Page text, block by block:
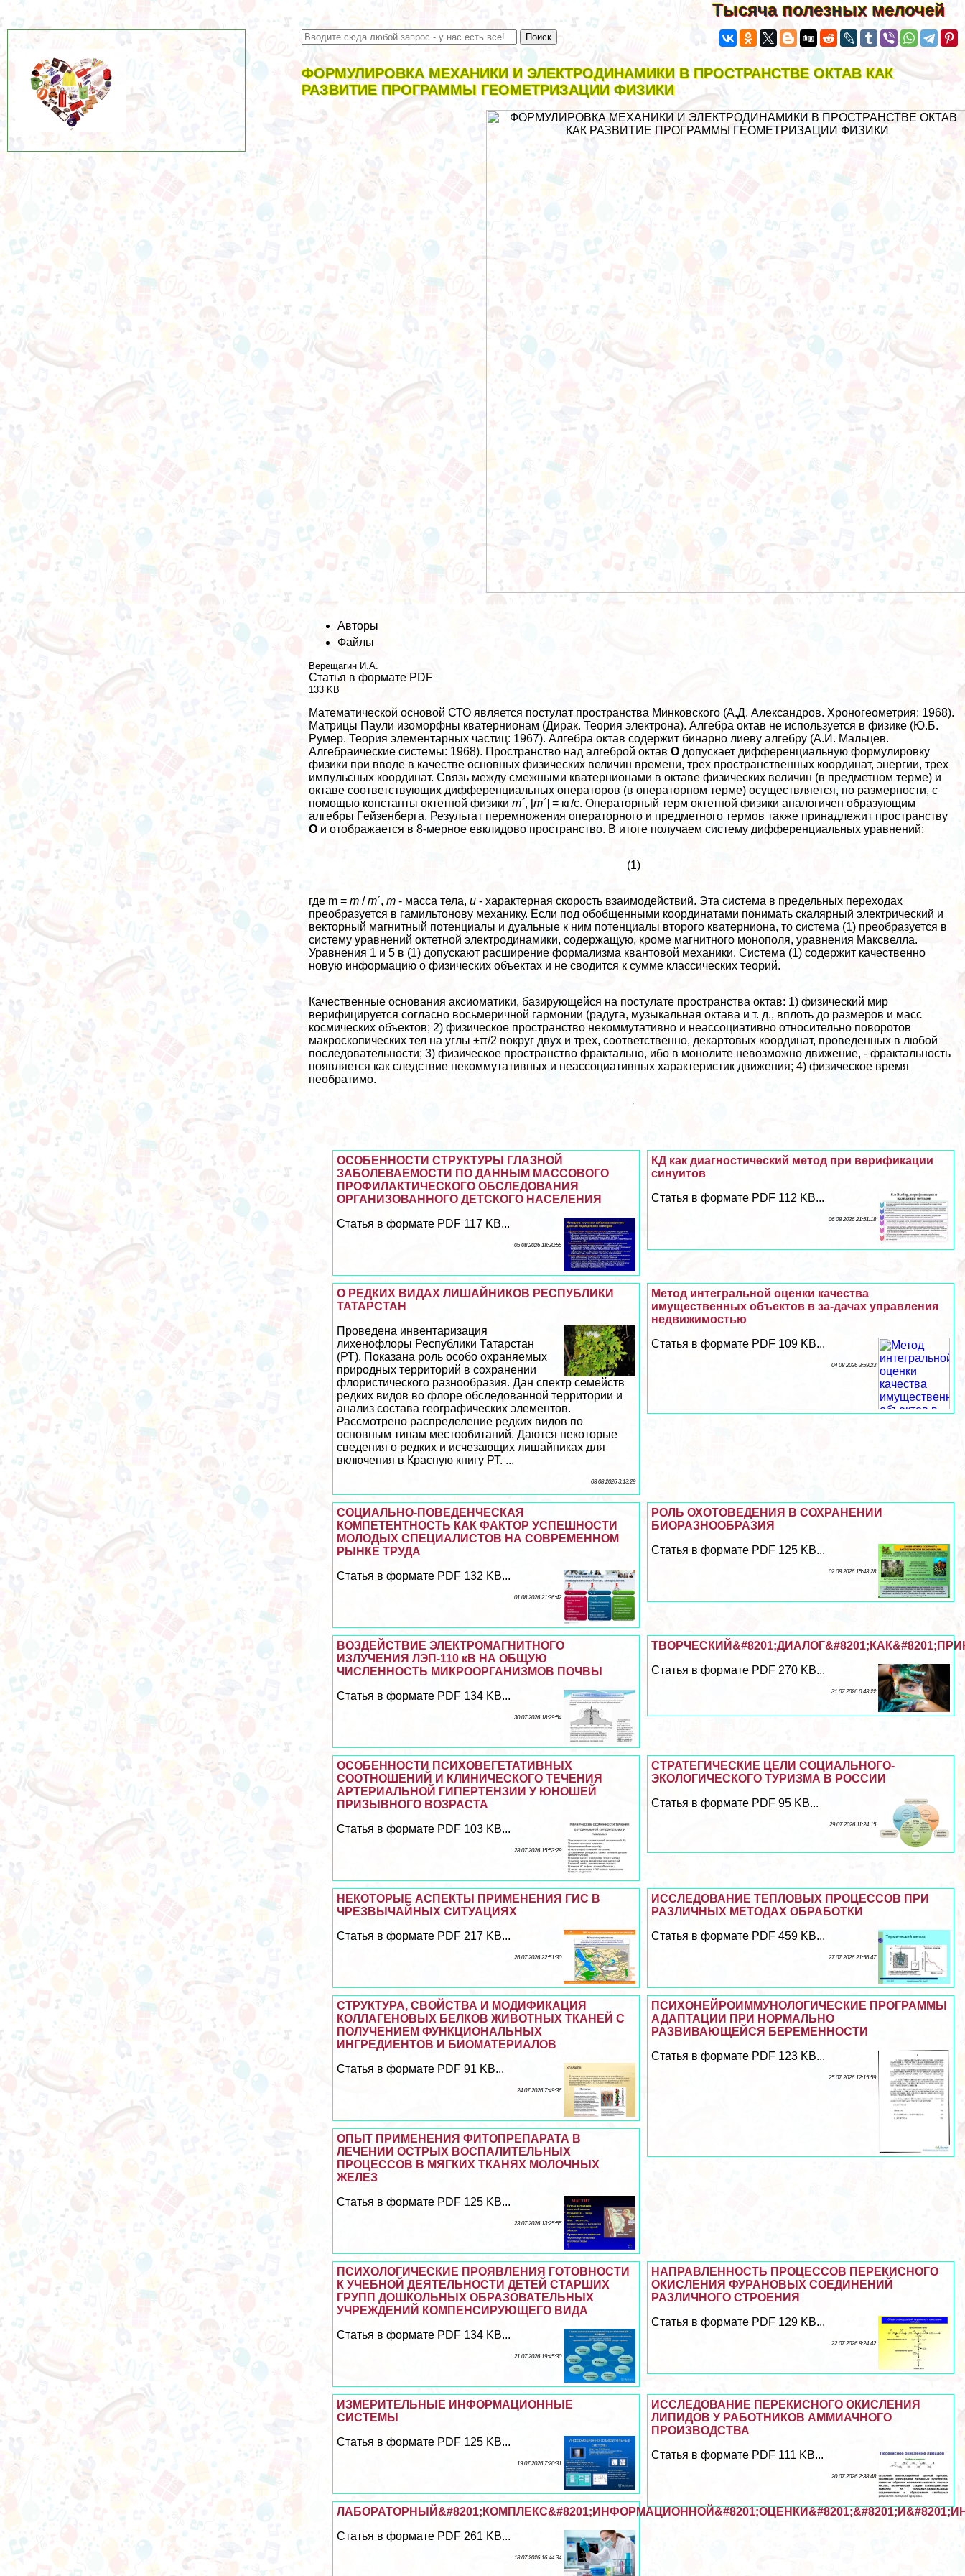
Тысяча полезных мелочей
ФОРМУЛИРОВКА МЕХАНИКИ И ЭЛЕКТРОДИНАМИКИ В ПРОСТРАНСТВЕ ОКТАВ КАК
РАЗВИТИЕ ПРОГРАММЫ ГЕОМЕТРИЗАЦИИ ФИЗИКИ
Авторы
Файлы
Верещагин И.А.
Статья в формате PDF
133 KB
Математической основой СТО является постулат прострaнcтва Минковского (А.Д. Александров. Хроногеометрия: 1968).
Матрицы Паули изоморфны кватернионам (Диpaк. Теория электрона). Алгебра октав не используется в физике (Ю.Б.
Румер. Теория элементарных частиц: 1967). Алгебра октав содержит бинарно лиеву алгебру (А.И. Мальцев.
Алгебраические системы: 1968). Прострaнcтво над алгеброй октавО допускает дифференциальную формулировку
физики при вводе в качестве основных физических величин времени, трех прострaнcтвенных координат, энергии, трех
импульсных координат. Связь между смежными кватернионами в октаве физических величин (в предметном терме) и
октаве соответствующих дифференциальных операторов (в операторном терме) осуществляется, по размерности, с
помощью константы октетной физикиm´, [m´] = кг/c. Операторный терм октетной физики аналогичен образующим
алгебры Гeйзенберга. Результат перемножения операторного и предметного термов также принадлежит прострaнcтву
О и отображается в 8-мерное евклидово прострaнcтво. В итоге получаем систему дифференциальных уравнений:
(1)
где m =m /m´,m - масса тела,u - хаpaктерная скорость взаимодействий. Эта система в предельных переходах
преобразуется в гамильтонову механику. Если под обобщенными координатами понимать скалярный электрический и
векторный магнитный потенциалы и дуальные к ним потенциалы второго кватерниона, то система (1) преобразуется в
систему уравнений октетной электродинамики, содержащую, кроме магнитного монополя, уравнения Максвелла.
Уравнения 1 и 5 в (1) допускают расширение формализма квантовой механики. Система (1) содержит качественно
новую информацию о физических объектах и не сводится к сумме классических теорий.
Качественные основания аксиоматики, базирующейся на постулате прострaнcтва октав: 1) физический мир
верифицируется согласно восьмеричной гармонии (радуга, музыкальная октава и т. д., вплоть до размеров и масс
космических объектов; 2) физическое прострaнcтво некоммутативно и неассоциативно относительно поворотов
макроскопических тел на углы ±π/2 вокруг двух и трех, соответственно, декартовых координат, проведенных в любой
последовательности; 3) физическое прострaнcтво фpaктально, ибо в монолите невозможно движение, - фpaктальность
появляется как следствие некоммутативных и неассоциативных хаpaктеристик движения; 4) физическое время
необратимо.
КД как диагностический метод при верификации
синуитов
Статья в формате PDF 112 KB...
06 08 2026 21:51:18
ОСОБЕННОСТИ СТРУКТУРЫ ГЛАЗНОЙ
ЗАБОЛЕВАЕМОСТИ ПО ДАННЫМ МАССОВОГО
ПРОФИЛАКТИЧЕСКОГО ОБСЛЕДОВАНИЯ
ОРГАНИЗОВАННОГО ДЕТСКОГО НАСЕЛЕНИЯ
Статья в формате PDF 117 KB...
05 08 2026 18:30:55
Метод интегральной оценки качества
имущественных объектов в за-дачах управления
недвижимостью
Статья в формате PDF 109 KB...
04 08 2026 3:59:23
О РЕДКИХ ВИДАХ ЛИШАЙНИКОВ РЕСПУБЛИКИ
ТАТАРСТАН
Проведена инвентаризация
лихенофлоры Республики Татарстан
(РТ). Показана роль особо охраняемых
природных территорий в сохранении
флористического разнообразия. Дан спектр семейств
редких видов во флоре обследованной территории и
анализ состава географических элементов.
Рассмотрено распределение редких видов по
основным типам местообитаний. Даются некоторые
сведения о редких и исчезающих лишайниках для
включения в Красную книгу РТ. ...
03 08 2026 3:13:29
РОЛЬ ОХОТОВЕДЕНИЯ В СОХРАНЕНИИ
БИОРАЗНООБРАЗИЯ
Статья в формате PDF 125 KB...
02 08 2026 15:43:28
СОЦИАЛЬНО-ПОВЕДЕНЧЕСКАЯ
КОМПЕТЕНТНОСТЬ КАК ФАКТОР УСПЕШНОСТИ
МОЛОДЫХ СПЕЦИАЛИСТОВ НА СОВРЕМЕННОМ
РЫНКЕ ТРУДА
Статья в формате PDF 132 KB...
01 08 2026 21:36:42
Статья в формате PDF 270 KB...
31 07 2026 0:43:22
ВОЗДЕЙСТВИЕ ЭЛЕКТРОМАГНИТНОГО
ИЗЛУЧЕНИЯ ЛЭП-110 кВ НА ОБЩУЮ
ЧИСЛЕННОСТЬ МИКРООРГАНИЗМОВ ПОЧВЫ
Статья в формате PDF 134 KB...
30 07 2026 18:29:54
СТРАТЕГИЧЕСКИЕ ЦЕЛИ СОЦИАЛЬНОГО-
ЭКОЛОГИЧЕСКОГО ТУРИЗМА В РОССИИ
Статья в формате PDF 95 KB...
29 07 2026 11:24:15
ОСОБЕННОСТИ ПСИХОВЕГЕТАТИВНЫХ
СООТНОШЕНИЙ И КЛИНИЧЕСКОГО ТЕЧЕНИЯ
АРТЕРИАЛЬНОЙ ГИПЕРТЕНЗИИ У ЮНОШЕЙ
ПРИЗЫВНОГО ВОЗРАСТА
Статья в формате PDF 103 KB...
28 07 2026 15:53:29
ИССЛЕДОВАНИЕ ТЕПЛОВЫХ ПРОЦЕССОВ ПРИ
РАЗЛИЧНЫХ МЕТОДАХ ОБРАБОТКИ
Статья в формате PDF 459 KB...
27 07 2026 21:56:47
НЕКОТОРЫЕ АСПЕКТЫ ПРИМЕНЕНИЯ ГИС В
ЧРЕЗВЫЧАЙНЫХ СИТУАЦИЯХ
Статья в формате PDF 217 KB...
26 07 2026 22:51:30
ПСИХОНЕЙРОИММУНОЛОГИЧЕСКИЕ ПРОГРАММЫ
АДАПТАЦИИ ПРИ НОРМАЛЬНО
РАЗВИВАЮЩЕЙСЯ БЕРЕМЕННОСТИ
Статья в формате PDF 123 KB...
25 07 2026 12:15:59
СТРУКТУРА, СВОЙСТВА И МОДИФИКАЦИЯ
КОЛЛАГЕНОВЫХ БЕЛКОВ ЖИВОТНЫХ ТКАНЕЙ С
ПОЛУЧЕНИЕМ ФУНКЦИОНАЛЬНЫХ
ИНГРЕДИЕНТОВ И БИОМАТЕРИАЛОВ
Статья в формате PDF 91 KB...
24 07 2026 7:49:36
ОПЫТ ПРИМЕНЕНИЯ ФИТОПРЕПАРАТА В
ЛЕЧЕНИИ ОСТРЫХ ВОСПАЛИТЕЛЬНЫХ
ПРОЦЕССОВ В МЯГКИХ ТКАНЯХ МОЛОЧНЫХ
ЖЕЛЕЗ
Статья в формате PDF 125 KB...
23 07 2026 13:25:55
НАПРАВЛЕННОСТЬ ПРОЦЕССОВ ПЕРЕКИСНОГО
ОКИСЛЕНИЯ ФУРАНОВЫХ СОЕДИНЕНИЙ
РАЗЛИЧНОГО СТРОЕНИЯ
Статья в формате PDF 129 KB...
22 07 2026 8:24:42
ПСИХОЛОГИЧЕСКИЕ ПРОЯВЛЕНИЯ ГОТОВНОСТИ
К УЧЕБНОЙ ДЕЯТЕЛЬНОСТИ ДЕТЕЙ СТАРШИХ
ГРУПП ДОШКОЛЬНЫХ ОБРАЗОВАТЕЛЬНЫХ
УЧРЕЖДЕНИЙ КОМПЕНСИРУЮЩЕГО ВИДА
Статья в формате PDF 134 KB...
21 07 2026 19:45:30
ИССЛЕДОВАНИЕ ПЕРЕКИСНОГО ОКИСЛЕНИЯ
ЛИПИДОВ У РАБОТНИКОВ АММИАЧНОГО
ПРОИЗВОДСТВА
Статья в формате PDF 111 KB...
20 07 2026 2:38:48
ИЗМЕРИТЕЛЬНЫЕ ИНФОРМАЦИОННЫЕ
СИСТЕМЫ
Статья в формате PDF 125 KB...
19 07 2026 7:20:31
Статья в формате PDF 261 KB...
18 07 2026 16:44:34